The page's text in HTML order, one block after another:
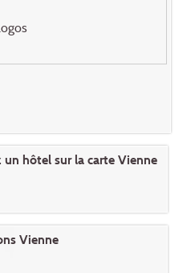
un hôtel sur la carte Vienne
Vienne